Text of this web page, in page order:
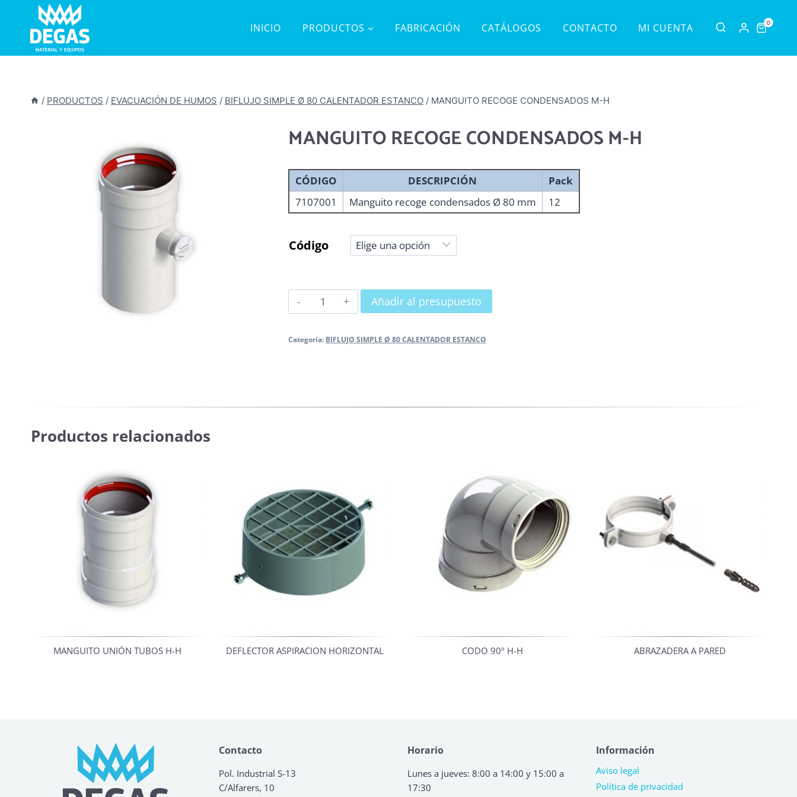
contenido
INICIO PRODUCTOS FABRICACIÓN CATÁLOGOS CONTACTO MI CUENTA 0
/ PRODUCTOS / EVACUACIÓN DE HUMOS / BIFLUJO SIMPLE Ø 80 CALENTADOR ESTANCO / MANGUITO RECOGE CONDENSADOS M-H
MANGUITO RECOGE CONDENSADOS M-H
CÓDIGO DESCRIPCIÓN
Pack
7107001
Manguito recoge condensados Ø 80 mm 12
Código
MANGUITO
RECOGE
M-
Añadir al presupuesto
Categoría: BIFLUJO SIMPLE Ø 80 CALENTADOR ESTANCO
Productos relacionados
MANGUITO UNIÓN TUBOS H-H DEFLECTOR ASPIRACION HORIZONTAL CODO 90º H-H ABRAZADERA A PARED
Contacto
Pol. Industrial S-13
C/Alfarers, 10
Horario
Lunes a jueves: 8:00 a 14:00 y 15:00 a
17:30
Información
Aviso legal
Política de privacidad